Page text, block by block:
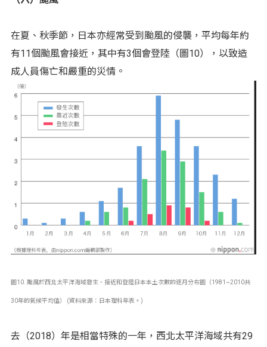
在夏、秋季節，日本亦經常受到颱風的侵襲，平均每年約
有11個颱風會接近，其中有3個會登陸（圖10），以致造
成人員傷亡和嚴重的災情。
圖10. 颱風於西北太平洋海域發生、接近和登陸日本本土次數的逐月分布圖（1981~2010共
30年的氣候平均值） (資料來源：日本理科年表。)
去（2018）年是相當特殊的一年，西北太平洋海域共有29